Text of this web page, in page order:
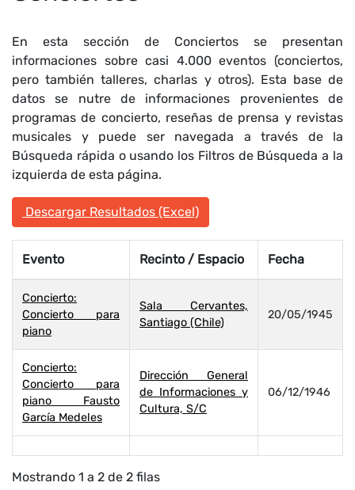
En esta sección de Conciertos se presentan
informaciones sobre casi 4.000 eventos (conciertos,
pero también talleres, charlas y otros). Esta base de
datos se nutre de informaciones provenientes de
programas de concierto, reseñas de prensa y revistas
musicales y puede ser navegada a través de la
Búsqueda rápida o usando los Filtros de Búsqueda a la
izquierda de esta página.
Descargar Resultados (Excel)
Evento Recinto / Espacio Fecha
Concierto:
Concierto para
piano
Sala Cervantes,
Santiago (Chile)
20/05/1945
Concierto:
Concierto para
piano Fausto
García Medeles
Dirección General
de Informaciones y
Cultura, S/C
06/12/1946
Mostrando 1 a 2 de 2 filas